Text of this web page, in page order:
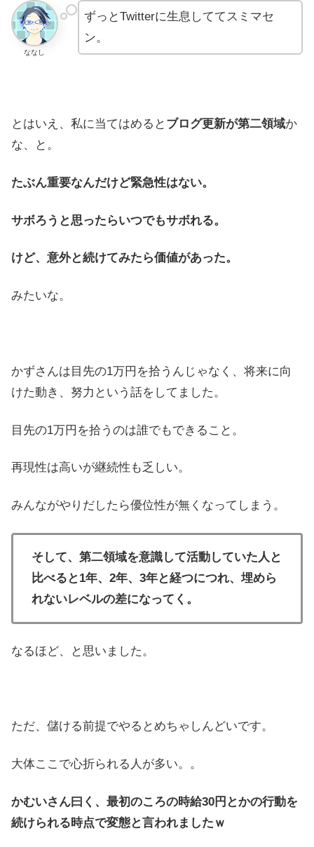
ななし
ずっとTwitterに生息しててスミマセ
ン。
とはいえ、私に当てはめると ブログ更新が第二領域か
な、と。
たぶん重要なんだけど緊急性はない。
サボろうと思ったらいつでもサボれる。
けど、意外と続けてみたら価値があった。
みたいな。
かずさんは目先の1万円を拾うんじゃなく、将来に向
けた動き、努力という話をしてました。
目先の1万円を拾うのは誰でもできること。
再現性は高いが継続性も乏しい。
みんながやりだしたら優位性が無くなってしまう。
そして、第二領域を意識して活動していた人と
比べると1年、2年、3年と経つにつれ、埋めら
れないレベルの差になってく。
なるほど、と思いました。
ただ、儲ける前提でやるとめちゃしんどいです。
大体ここで心折られる人が多い。。
かむいさん曰く、最初のころの時給30円とかの行動を
続けられる時点で変態と言われましたｗ